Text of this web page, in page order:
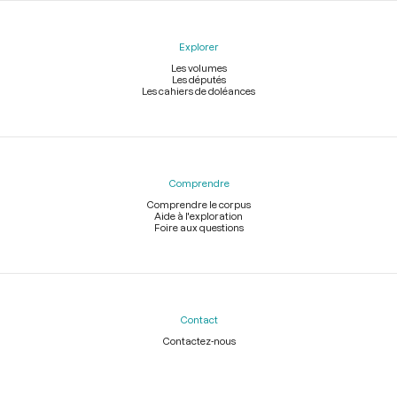
Explorer
Les volumes
Les députés
Les cahiers de doléances
Comprendre
Comprendre le corpus
Aide à l'exploration
Foire aux questions
Contact
Contactez-nous